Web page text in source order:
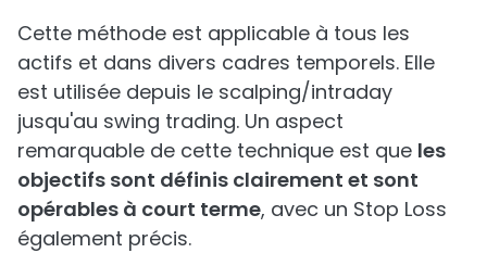
Cette méthode est applicable à tous les
actifs et dans divers cadres temporels. Elle
est utilisée depuis le scalping/intraday
jusqu'au swing trading. Un aspect
remarquable de cette technique est que les
objectifs sont définis clairement et sont
opérables à court terme, avec un Stop Loss
également précis.